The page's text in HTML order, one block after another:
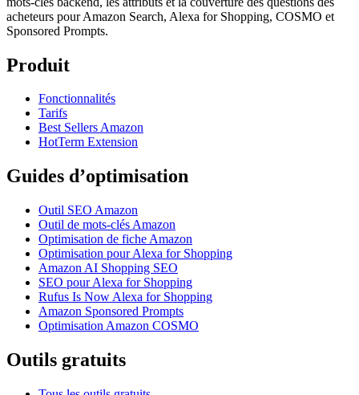
acheteurs pour Amazon Search, Alexa for Shopping, COSMO et
Sponsored Prompts.
Produit
Fonctionnalités
Tarifs
Best Sellers Amazon
HotTerm Extension
Guides d’optimisation
Outil SEO Amazon
Outil de mots-clés Amazon
Optimisation de fiche Amazon
Optimisation pour Alexa for Shopping
Amazon AI Shopping SEO
SEO pour Alexa for Shopping
Rufus Is Now Alexa for Shopping
Amazon Sponsored Prompts
Optimisation Amazon COSMO
Outils gratuits